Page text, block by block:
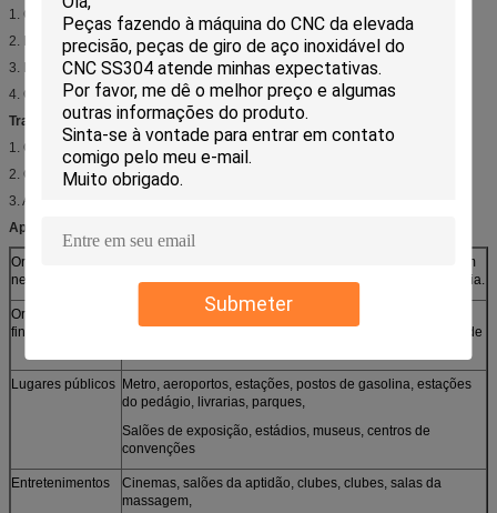
Submeter
1. Cada parte dentro do polybag individual, com ou sem os parafusos
2. Determinadas partes dentro da caixa interna
3. Determinadas caixas dentro da caixa exterior, com ou sem a pálete.
4. O empacotamento personalizado é igualmente praticável
Transporte:
1. Ordem da fuga: DHL/EMS/Fedex/TNT/UPS
2. Ordem maciça: pelo mar ou pelo ar.
3. A outra maneira depende de sua necessidade
Aplicações:
Organizações de
negócios
Supermercado, agência exclusiva, lojas Chain, vendas em
grande escala, restaurantes, agências de viagens, farmácia.
Organizações
financeiras
Bancos, seguranças negociáveis, fundos, companhias de
seguros, casas de penhores, telecomunicações, estação de
Lugares públicos Metro, aeroportos, estações, postos de gasolina, estações
do pedágio, livrarias, parques,
Salões de exposição, estádios, museus, centros de
convenções
Entretenimentos
Cinemas, salões da aptidão, clubes, clubes, salas da
massagem,